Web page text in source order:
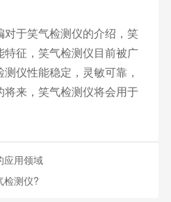
于笑气检测仪的介绍，笑
征，笑气检测仪目前被广
仪性能稳定，灵敏可靠，
来，笑气检测仪将会用于
应用领域
检测仪?